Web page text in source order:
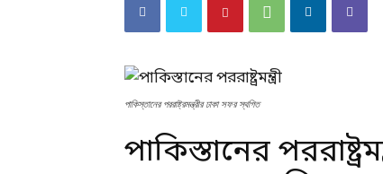
পাকিস্তানের পররাষ্ট্রমন্ত্রীর ঢাকা সফর স্থগিত
পাকিস্তানের